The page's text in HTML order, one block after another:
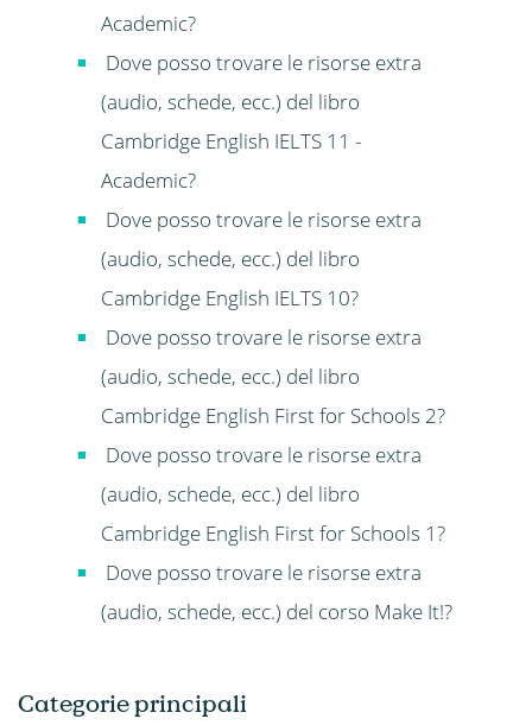
Categorie principali
Academic?
Dove posso trovare le risorse extra
(audio, schede, ecc.) del libro
Cambridge English IELTS 11 -
Academic?
Dove posso trovare le risorse extra
(audio, schede, ecc.) del libro
Cambridge English IELTS 10?
Dove posso trovare le risorse extra
(audio, schede, ecc.) del libro
Cambridge English First for Schools 2?
Dove posso trovare le risorse extra
(audio, schede, ecc.) del libro
Cambridge English First for Schools 1?
Dove posso trovare le risorse extra
(audio, schede, ecc.) del corso Make It!?